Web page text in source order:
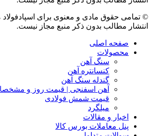
© تمامی حقوق مادی و معنوی برای
انتشار مطالب بدون ذکر منبع مجاز نیست.
صفحه اصلی
محصولات
سنگ آهن
کنسانتره آهن
گندله سنگ آهن
آهن اسفنجی | قیمت روز و
قیمت شمش فولادی
میلگرد
اخبار و مقالات
پنل معاملات بورس کالا